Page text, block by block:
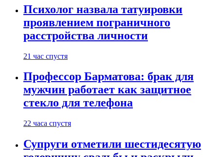
Психолог назвала татуировки
проявлением пограничного
расстройства личности
21 час спустя
Профессор Барматова: брак для
мужчин работает как защитное
стекло для телефона
22 часа спустя
Супруги отметили шестидесятую